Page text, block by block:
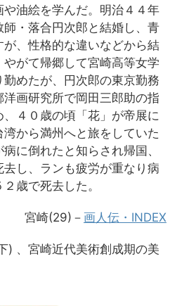
油絵を学んだ。明治４４年
・落合円次郎と結婚し、青
、性格的な違いなどから結
がて帰郷して宮崎高等女学
めたが、円次郎の東京勤務
画研究所で岡田三郎助の指
４０歳の頃「花」が帝展に
から満州へと旅をしていた
に倒れたと知らされ帰国、
し、ランも疲労が重なり病
歳で死去した。
宮崎(29)－ 画人伝・INDEX
) 、宮崎近代美術創成期の美